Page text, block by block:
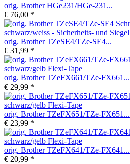
orig. Brother HGe231/HGe-231...
€ 76,00 *
orig. Brother TZeSE4/TZe-SE4...
€ 31,99 *
orig. Brother TZeFX661/TZe-FX661...
€ 29,99 *
orig. Brother TZeFX651/TZe-FX651...
€ 23,99 *
orig. Brother TZeFX641/TZe-FX641...
€ 20,99 *